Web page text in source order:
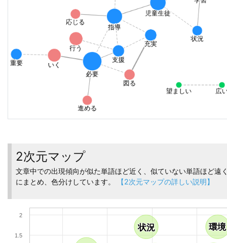
2次元マップ
文章中での出現傾向が似た単語ほど近く、似ていない単語ほど遠
にまとめ、色分けしています。
【2次元マップの詳しい説明】
環境
環境
状況
状況
1.5
2